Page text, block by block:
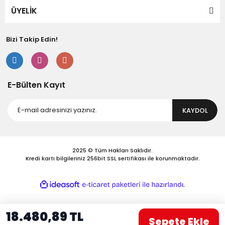
18.480,89 TL Sepete Ekle
Bu ürüne benzer farklı alternatifler olmalı.
ÜYELİK
Bizi Takip Edin!
E-Bülten Kayıt
KAYDOL
2025 © Tüm Hakları Saklıdır.
Kredi kartı bilgileriniz 256bit SSL sertifikası ile korunmaktadır.
ideasoft
e-
paketleri